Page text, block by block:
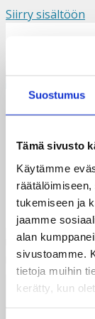
Suostumus
Tämä sivusto
Käytämme
tukemiseen ja
jaamme
alan
sivustoamme.
tietoja muihin
kerätty, kun
Siirry sisältöön